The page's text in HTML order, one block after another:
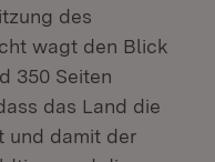
des
wagt den Blick
350 Seiten
das Land die
und damit der